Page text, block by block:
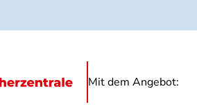
Mit dem Angebot: